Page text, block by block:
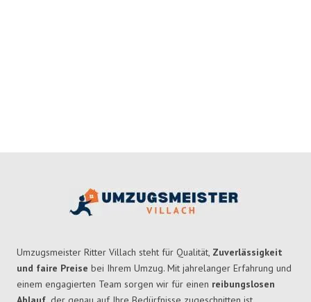
Umzugsmeister Ritter Villach steht für Qualität, Zuverlässigkeit
und faire Preise bei Ihrem Umzug. Mit jahrelanger Erfahrung und
einem engagierten Team sorgen wir für einen reibungslosen